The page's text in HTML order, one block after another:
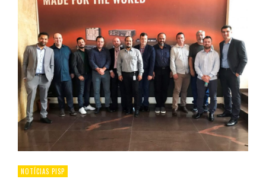
NOTÍCIAS PISP